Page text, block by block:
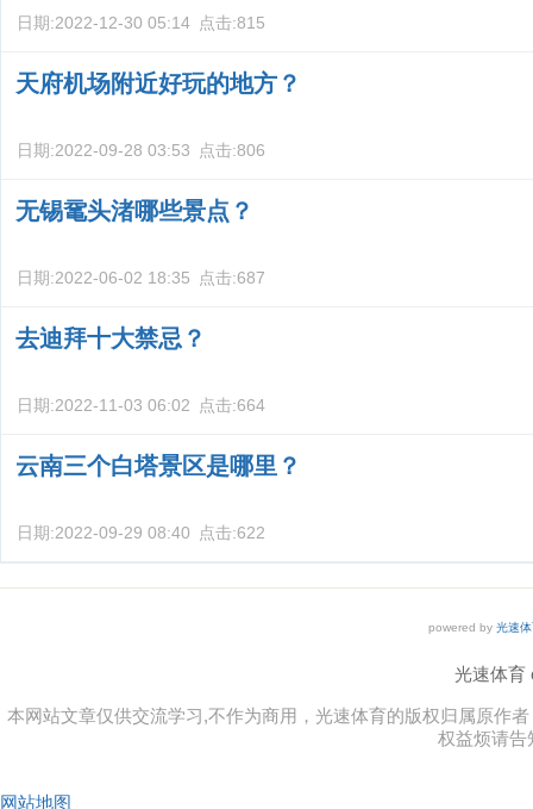
日期:2022-12-30 05:14 点击:815
天府机场附近好玩的地方？
日期:2022-09-28 03:53 点击:806
无锡鼋头渚哪些景点？
日期:2022-06-02 18:35 点击:687
去迪拜十大禁忌？
日期:2022-11-03 06:02 点击:664
云南三个白塔景区是哪里？
日期:2022-09-29 08:40 点击:622
powered by 光速
光速体育
本网站文章仅供交流学习,不作为商用，光速体育的版权归属原作
权益烦请告
网站地图